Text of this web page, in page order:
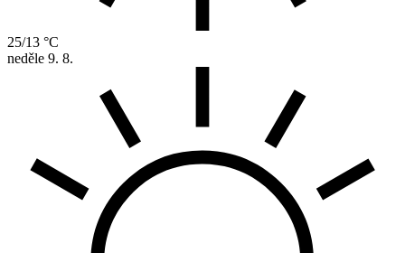
25/13 °C
neděle 9. 8.